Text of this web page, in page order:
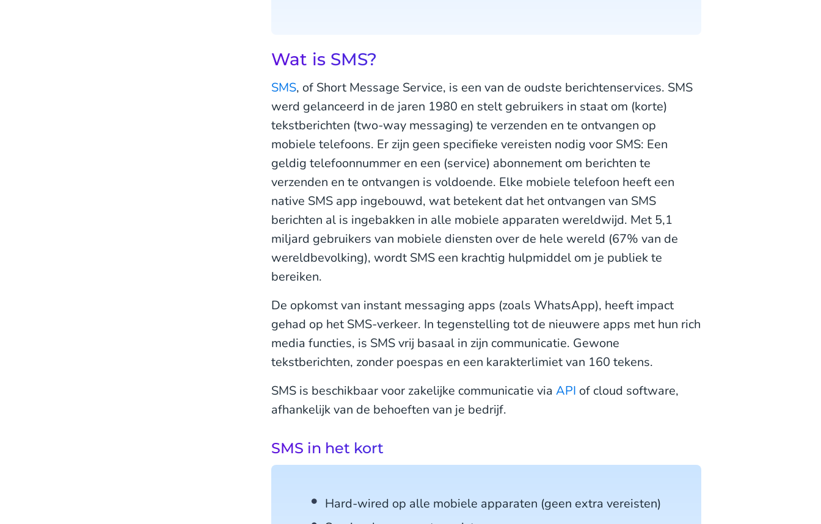
Wat is SMS?
SMS, of Short Message Service, is een van de oudste berichtenservices. SMS
werd gelanceerd in de jaren 1980 en stelt gebruikers in staat om (korte)
tekstberichten (two-way messaging) te verzenden en te ontvangen op
mobiele telefoons. Er zijn geen specifieke vereisten nodig voor SMS: Een
geldig telefoonnummer en een (service) abonnement om berichten te
verzenden en te ontvangen is voldoende. Elke mobiele telefoon heeft een
native SMS app ingebouwd, wat betekent dat het ontvangen van SMS
berichten al is ingebakken in alle mobiele apparaten wereldwijd. Met 5,1
miljard gebruikers van mobiele diensten over de hele wereld (67% van de
wereldbevolking), wordt SMS een krachtig hulpmiddel om je publiek te
bereiken.
De opkomst van instant messaging apps (zoals WhatsApp), heeft impact
gehad op het SMS-verkeer. In tegenstelling tot de nieuwere apps met hun rich
media functies, is SMS vrij basaal in zijn communicatie. Gewone
tekstberichten, zonder poespas en een karakterlimiet van 160 tekens.
SMS is beschikbaar voor zakelijke communicatie via API of cloud software,
afhankelijk van de behoeften van je bedrijf.
SMS in het kort
Hard-wired op alle mobiele apparaten (geen extra vereisten)